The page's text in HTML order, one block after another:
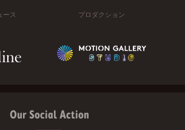
ース プロダクション
Our Social Action